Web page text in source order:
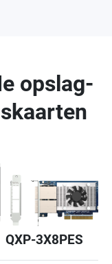
opslag-
QXP-3X8PES